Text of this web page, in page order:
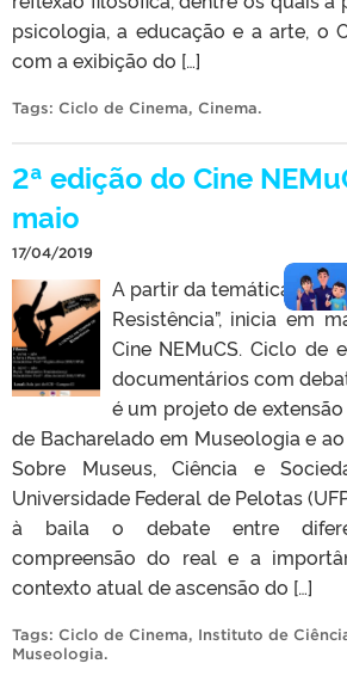
psicologia, a educação e a arte, o
com a exibição do […]
Tags: Ciclo de Cinema, Cinema.
2ª edição do Cine
maio
17/04/2019
A partir da temática “A
Resistência”, inicia em
Cine NEMuCS. Ciclo de
documentários com
é um projeto de
de Bacharelado em Museologia e
Sobre Museus, Ciência e
Universidade Federal de Pelotas
à baila o debate entre
compreensão do real e a
contexto atual de ascensão do […]
Tags: Ciclo de Cinema, Instituto de
Museologia.